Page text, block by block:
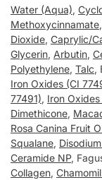
Water (Aqua),
Methoxycinnamate,
Dioxide, Caprylic/
Glycerin, Arbutin,
Polyethylene, Talc,
Iron Oxides (CI
77491), Iron
Dimethicone,
Rosa Canina Fruit
Squalane,
Ceramide NP,
Collagen,